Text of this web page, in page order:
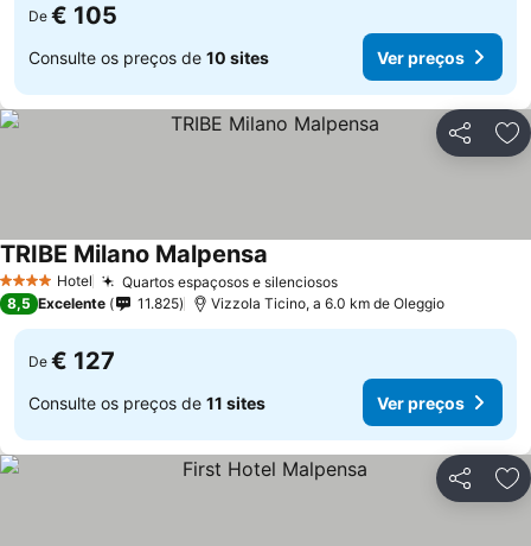
De € 105
Consulte os preços de 10 sites Ver preços
Partilhar
4 EstrelasHotel Quartos espaçosos e silenciosos
TRIBE Milano Malpensa
8,5 Excelente 11.825 Vizzola Ticino, a 6.0 km de Oleggio
De € 127
Consulte os preços de 11 sites Ver preços
Partilhar